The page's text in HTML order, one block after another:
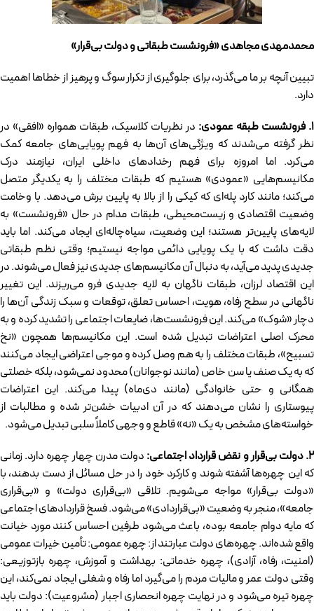
محمدمهدی مجاهدی «فرونشست طبقاتی و دولت بی‌قرار»
تبیین آنچه بر ما می‌گذرد، برای جلوگیری از تکرار سوگ و پرهیز از خطاها اهمیت
دارد.
۱. فرونشست طبقه عمودی: در نظریات کلاسیک، طبقات همواره «افقی» در
نظر گرفته می‌شدند که ویژگی‌های آن‌ها به فهم پویایی‌های جامعه کمک
می‌کرد. اما امروزه برای فهم رخدادهای داخلی ایران، نیازمند درک
مکانیسم‌هایی «عمودی» هستیم که طبقات مختلف را به یکدیگر متصل
می‌کند؛ مانند کارد پله‌ای که کیکی را از بالا به پایین برش می‌دهد. با وخامت
وضعیت اقتصادی و زیست‌محیطی، طبقات مدام در حال «فرونشست» به
لایه‌های پایین‌تر هستند؛ این وضعیت، سیاه‌چاله‌ای ایجاد می‌کند. اما باید
دقت داشت که با یک پویایی دائمی مواجه نیستیم؛ وقتی نظم طبقاتی
جدیدی پدید می‌آید، به دنبال آن مکانیسم‌های جدیدی نیز فعال می‌شوند. در
این اقتصاد لرزان، طبقات ناگهان به لایه جدیدی فرو می‌ریزند. این تغییر
ناگهانی در سطح رفاه، هویت، احساس تعلق، توقعات و سبک زندگی آن‌ها را
دچار «شوک» می‌کند. این فرونشست‌ها، ضایعات اجتماعی را تشدید کرده و به
محرک اصلی اعتراضات تبدیل شده است. این مکانیسم‌ها همچون «نخ
تسبیح»، طبقات مختلف را به هم وصل کرده و موجی اعتراضی ایجاد می‌کنند
که به یک صنف یا سن خاص (مانند نوجوانان) محدود نمی‌شود، بلکه خصلتی
همگانی و حتی خانوادگی (مانند دی‌ماه) پیدا می‌کند. این اعتراضات
پیوستاری را نشان می‌دهند که در آن ادبیات خشن‌تر شده و مطالبات از
خواسته‌های مشخص به یک «نه» قاطع و وجهی کاملاً سلبی تبدیل می‌شود.
۲.دولت بی‌قرار و نقض قرارداد اجتماعی: دولت مدرن چهار چهره دارد. زمانی
که این چهره‌ها آشفته شوند و کارکرد خود را در حل مسائل از دست بدهند، با
«دولت بی‌قرار» مواجه می‌شویم. تلاقی «بی‌قراری دولت» و «بی‌قراری
جامعه»، منجر به وضعیت «بی‌قراردادی» می‌شود. فسخ قراردادهای اجتماعی
که مایه دوام جامعه بوده، باعث می‌شود طرفین احساس کنند مورد خیانت
واقع شده‌اند. چهره‌های دولت عبارتند از: چهره عمومی: تأمین خیرات عمومی
(امنیت، رفاه، آزادی)، چهره خدماتی: بهداشت و آموزش، چهره بازتوزیعی:
وقتی دولت عمر و مالیات مردم را می‌گیرد اما رفاه و شغلی ایجاد نمی‌کند، این
چهره تیره می‌شود و در نهایت چهره انحصاری اجبار (مشروعیت): دولت باید